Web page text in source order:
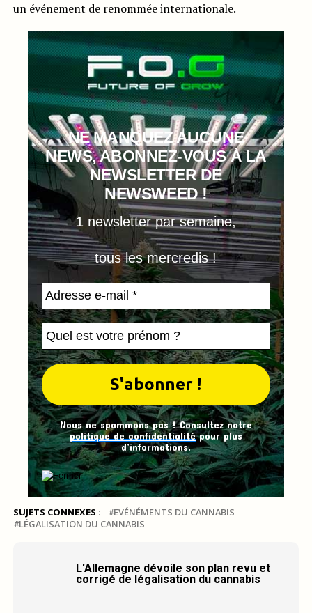
un événement de renommée internationale.
NE MANQUEZ AUCUNE
NEWS, ABONNEZ-VOUS À LA
NEWSLETTER DE
NEWSWEED !
1 newsletter par semaine,
tous les mercredis !
Nous ne spammons pas ! Consultez notre
politique de confidentialitépour plus
d’informations.
SUJETS CONNEXES :
EVÉNÉMENTS DU CANNABIS
LÉGALISATION DU CANNABIS
L'Allemagne dévoile son plan revu et
corrigé de légalisation du cannabis